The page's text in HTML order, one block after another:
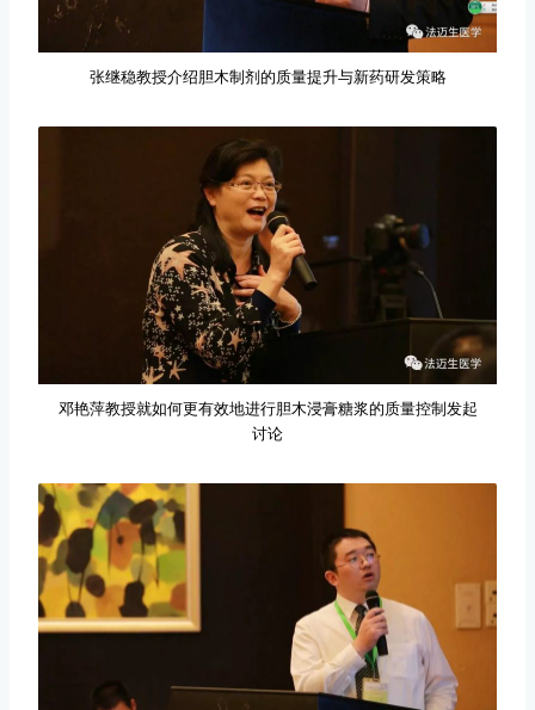
张继稳教授介绍胆木制剂的质量提升与新药研发策略
邓艳萍教授就如何更有效地进行胆木浸膏糖浆的质量控制发起
讨论